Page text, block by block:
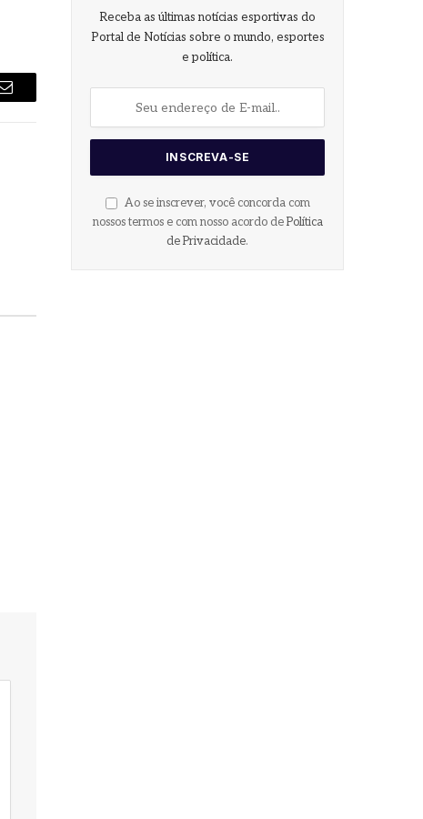
E-
Receba as últimas notícias esportivas do
Portal de Notícias sobre o mundo, esportes
e política.
Ao se inscrever, você concorda com
nossos termos e com nosso acordo de Política
de Privacidade.